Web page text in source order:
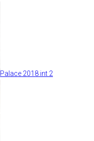
Palace 2018 int 2